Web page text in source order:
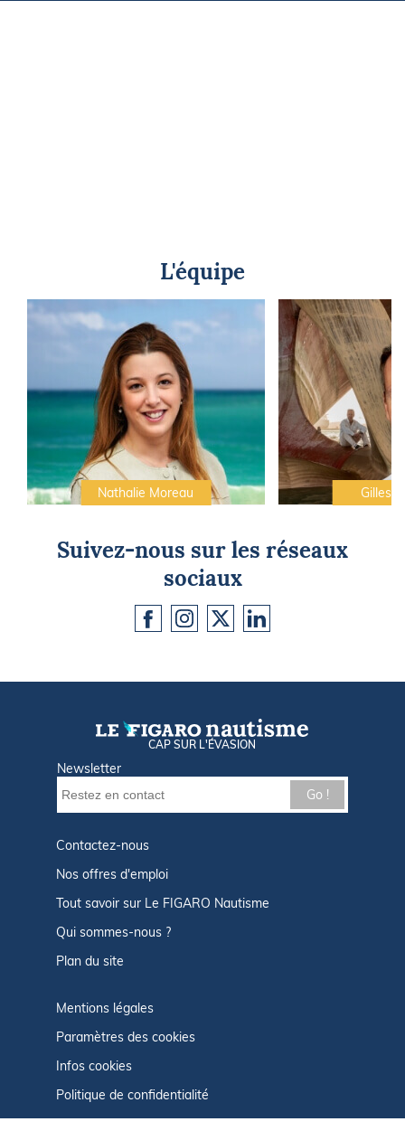
L'équipe
Nathalie Moreau Gilles
Suivez-nous sur les réseaux
sociaux
CAP SUR L'ÉVASION
Newsletter
Go !
Contactez-nous
Nos offres d'emploi
Tout savoir sur Le FIGARO Nautisme
Qui sommes-nous ?
Plan du site
Mentions légales
Paramètres des cookies
Infos cookies
Politique de confidentialité
CGU